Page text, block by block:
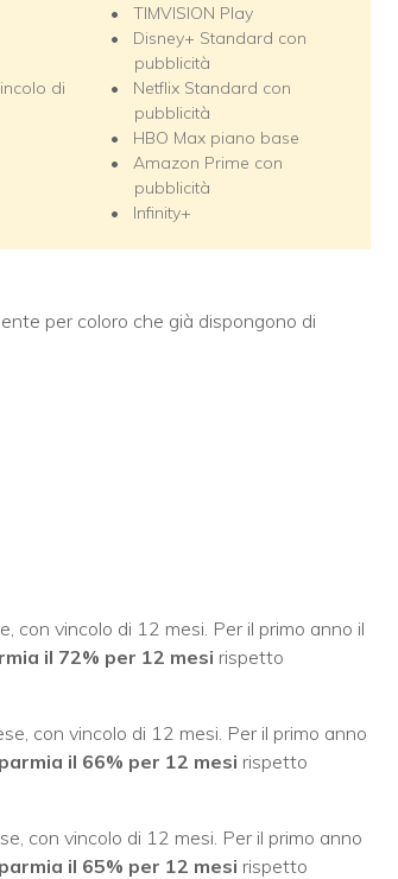
di
TIMVISION Play
Disney+ Standard con
pubblicità
Netflix Standard con
pubblicità
HBO Max piano base
Amazon Prime con
pubblicità
Infinity+
per coloro che già dispongono di
con vincolo di 12 mesi. Per il primo anno il
il 72% per 12 mesi rispetto
con vincolo di 12 mesi. Per il primo anno
il 66% per 12 mesi rispetto
con vincolo di 12 mesi. Per il primo anno
il 65% per 12 mesi rispetto